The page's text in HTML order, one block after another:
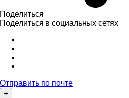
Поделиться
Поделиться в социальных сетях
Отправить по почте
+